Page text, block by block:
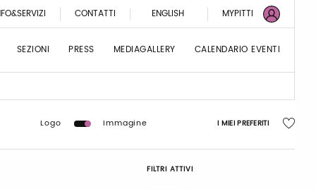
CONTATTI ENGLISH MYPITTI
SEZIONI PRESS MEDIAGALLERY CALENDARIO EVENTI
Logo Immagine I MIEI PREFERITI
FILTRI ATTIVI